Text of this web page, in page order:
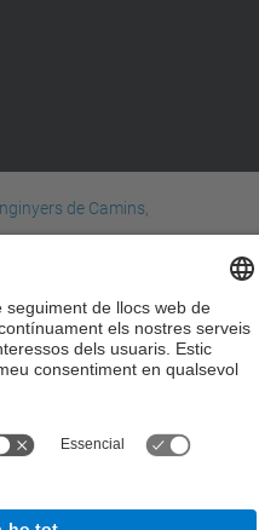
de Camins,
Accessibilitat
de privadesa